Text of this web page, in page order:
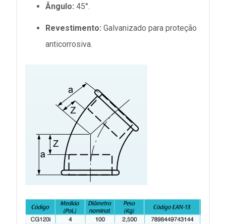
Ângulo: 45°.
Revestimento: Galvanizado para proteção
anticorrosiva.